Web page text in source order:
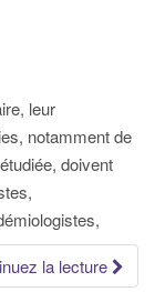
leur
notamment de
doivent
la lecture